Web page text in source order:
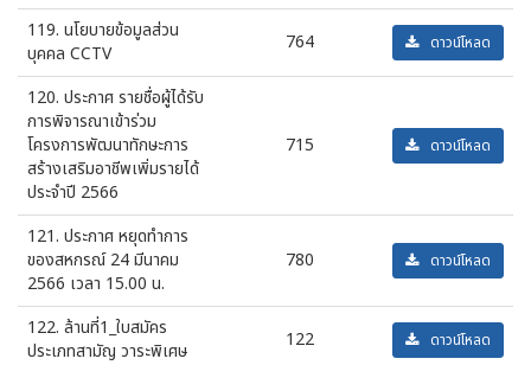
119. นโยบายข้อมูลส่วน
บุคคล CCTV
764 ดาวน์โหลด
120. ประกาศ รายชื่อผู้ได้รับ
การพิจารณาเข้าร่วม
โครงการพัฒนาทักษะการ
สร้างเสริมอาชีพเพิ่มรายได้
ประจำปี 2566
715 ดาวน์โหลด
121. ประกาศ หยุดทำการ
ของสหกรณ์ 24 มีนาคม
2566 เวลา 15.00 น.
780 ดาวน์โหลด
122. ล้านที่1_ใบสมัคร
ประเภทสามัญ วาระพิเศษ
122 ดาวน์โหลด